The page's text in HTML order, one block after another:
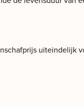
uiteindelijk